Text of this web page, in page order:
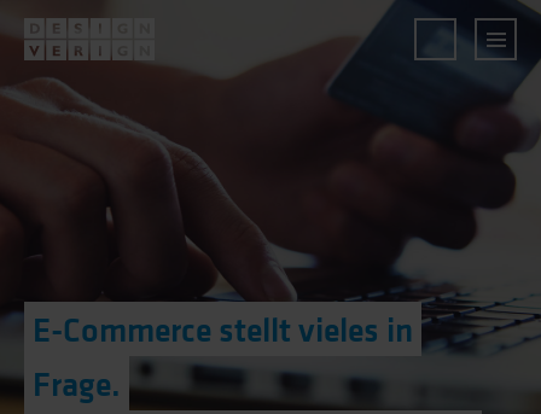
E-Commerce stellt vieles in
Frage.